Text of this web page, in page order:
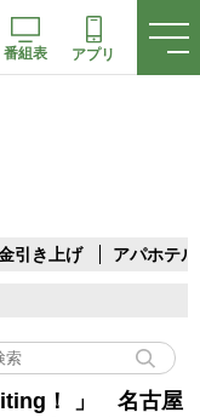
番組表 アプリ
引き上げ アパホテル
！ 」 名古屋